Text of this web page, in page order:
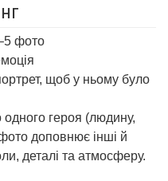
фото
щоб у ньому було
одного героя (людину,
доповнює інші й
деталі та атмосферу.